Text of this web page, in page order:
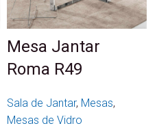
Mesa Jantar
Roma R49
Sala de Jantar, Mesas,
Mesas de Vidro